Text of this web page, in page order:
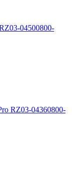
04500800-
RZ03-04360800-